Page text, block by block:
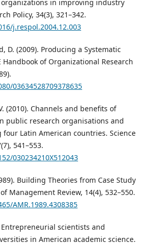
in improving industry
Policy, 34(3), 321–342.
j.respol.2004.12.003
D. (2009). Producing a Systematic
Handbook of Organizational Research
03634528709378635
(2010). Channels and benefits of
public research organisations and
Latin American countries. Science
541–553.
030234210X512043
Building Theories from Case Study
Management Review, 14(4), 532–550.
AMR.1989.4308385
Entrepreneurial scientists and
in American academic science.